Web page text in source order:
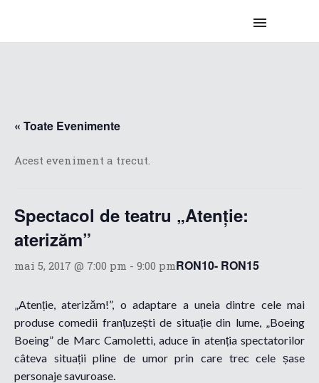
« Toate Evenimente
Acest eveniment a trecut.
Spectacol de teatru „Atenție:
aterizăm”
mai 5, 2017 @ 7:00 pm - 9:00 pmRON10- RON15
„Atenție, aterizăm!”, o adaptare a uneia dintre cele mai
produse comedii franțuzești de situație din lume, „Boeing
Boeing” de Marc Camoletti, aduce în atenția spectatorilor
câteva situații pline de umor prin care trec cele șase
personaje savuroase.